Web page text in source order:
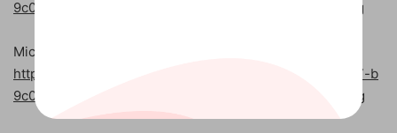
9c0-c7c6ddf67d60/media/zh-tw/VisioPro2021Retail.img
Microsoft Visio 2021 專業版（英文）
https://officecdn.microsoft.com/pr/492350f6-3a01-4f97-b
9c0-c7c6ddf67d60/media/us-en/VisioPro2021Retail.img